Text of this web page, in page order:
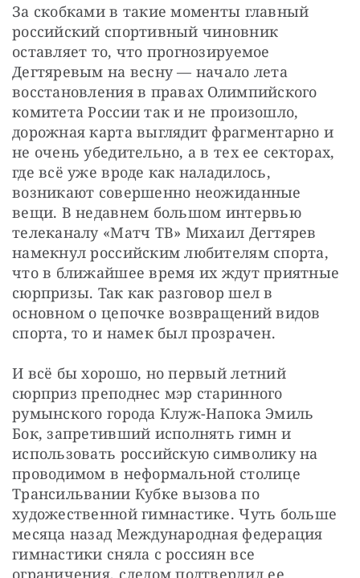
За скобками в такие моменты главный
российский спортивный чиновник
оставляет то, что прогнозируемое
Дегтяревым на весну — начало лета
восстановления в правах Олимпийского
комитета России так и не произошло,
дорожная карта выглядит фрагментарно и
не очень убедительно, а в тех ее секторах,
где всё уже вроде как наладилось,
возникают совершенно неожиданные
вещи. В недавнем большом интервью
телеканалу «Матч ТВ» Михаил Дегтярев
намекнул российским любителям спорта,
что в ближайшее время их ждут приятные
сюрпризы. Так как разговор шел в
основном о цепочке возвращений видов
спорта, то и намек был прозрачен.
И всё бы хорошо, но первый летний
сюрприз преподнес мэр старинного
румынского города Клуж-Напока Эмиль
Бок, запретивший исполнять гимн и
использовать российскую символику на
проводимом в неформальной столице
Трансильвании Кубке вызова по
художественной гимнастике. Чуть больше
месяца назад Международная федерация
гимнастики сняла с россиян все
ограничения, следом подтвердил ее